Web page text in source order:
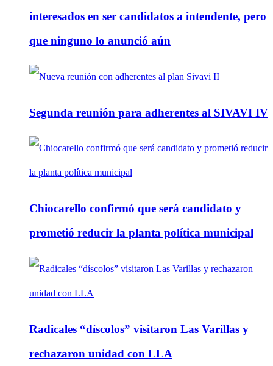
interesados en ser candidatos a intendente, pero
que ninguno lo anunció aún
Segunda reunión para adherentes al SIVAVI IV
Chiocarello confirmó que será candidato y
prometió reducir la planta política municipal
Radicales “díscolos” visitaron Las Varillas y
rechazaron unidad con LLA